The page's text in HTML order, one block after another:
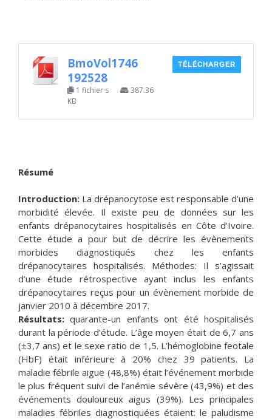
BmoVol1746
192528
1 fichier·s
387.36
KB
TÉLÉCHARGER
Résumé
Introduction: La drépanocytose est responsable d’une
morbidité élevée. Il existe peu de données sur les
enfants drépanocytaires hospitalisés en Côte d’Ivoire.
Cette étude a pour but de décrire les évènements
morbides diagnostiqués chez les enfants
drépanocytaires hospitalisés. Méthodes: Il s’agissait
d’une étude rétrospective ayant inclus les enfants
drépanocytaires reçus pour un évènement morbide de
janvier 2010 à décembre 2017.
Résultats: quarante-un enfants ont été hospitalisés
durant la période d’étude. L’âge moyen était de 6,7 ans
(±3,7 ans) et le sexe ratio de 1,5. L’hémoglobine feotale
(HbF) était inférieure à 20% chez 39 patients. La
maladie fébrile aiguë (48,8%) était l’événement morbide
le plus fréquent suivi de l’anémie sévère (43,9%) et des
événements douloureux aigus (39%). Les principales
maladies fébriles diagnostiquées étaient: le paludisme